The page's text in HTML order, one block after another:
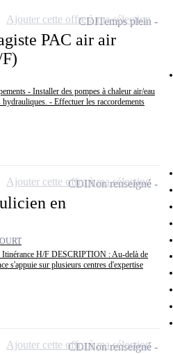
PAC air air
- Installer des pompes à chaleur air/eau
- Effectuer les raccordements
CDITemps plein
Ajouter cette offre à ma sélection
en
H/F DESCRIPTION : Au-delà de
s'appuie sur plusieurs centres d'expertise
CDINon renseigné
Ajouter cette offre à ma sélection
CDINon renseigné
Ajouter cette offre à ma sélection